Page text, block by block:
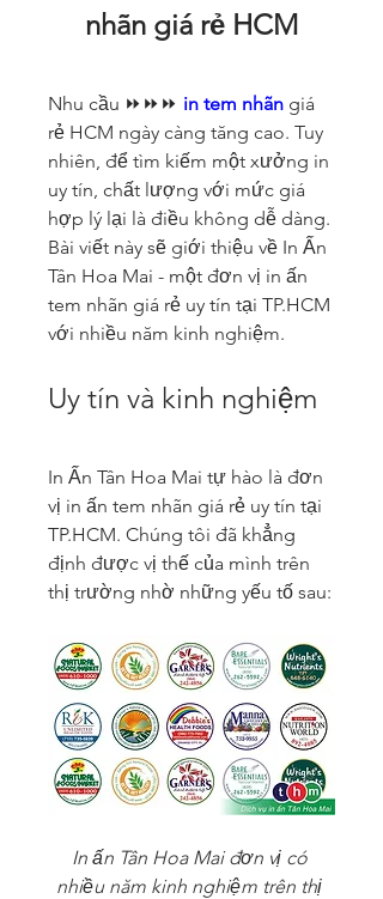
nhãn giá rẻ HCM
Nhu cầu ⏩⏩⏩ in tem nhãn giá
rẻ HCM ngày càng tăng cao. Tuy
nhiên, để tìm kiếm một xưởng in
uy tín, chất lượng với mức giá
hợp lý lại là điều không dễ dàng.
Bài viết này sẽ giới thiệu về In Ấn
Tân Hoa Mai - một đơn vị in ấn
tem nhãn giá rẻ uy tín tại TP.HCM
với nhiều năm kinh nghiệm.
Uy tín và kinh nghiệm
In Ấn Tân Hoa Mai tự hào là đơn
vị in ấn tem nhãn giá rẻ uy tín tại
TP.HCM. Chúng tôi đã khẳng
định được vị thế của mình trên
thị trường nhờ những yếu tố sau:
In ấn Tân Hoa Mai đơn vị có
nhiều năm kinh nghiệm trên thị